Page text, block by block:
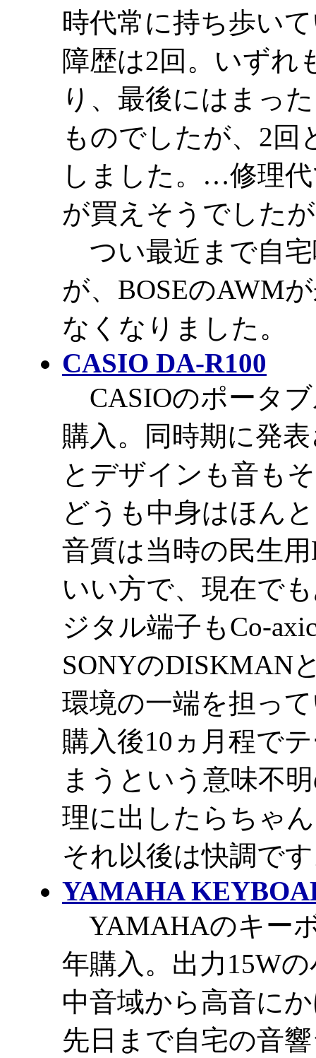
時代常に持ち歩い
障歴は2回。いずれ
り、最後にはまっ
ものでしたが、2回
しました。…修理
が買えそうでした
つい最近まで自
が、BOSEのAWM
なくなりました。
CASIO DA-R100
CASIOのポータブ
購入。同時期に発
とデザインも音も
どうも中身はほ
音質は当時の民生
いい方で、現在で
ジタル端子もCo-
SONYのDISKMAN
環境の一端を担っ
購入後10ヵ月程で
まうという意味不
理に出したらちゃ
それ以後は快調で
YAMAHA
YAMAHAのキー
年購入。出力15W
中音域から高音に
先日まで自宅の音